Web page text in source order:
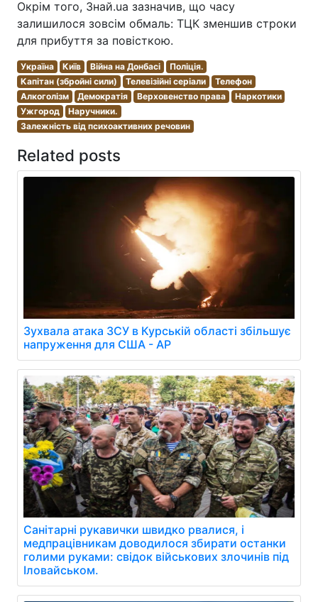
Окрім того, Знай.ua зазначив, що часу
залишилося зовсім обмаль: ТЦК зменшив строки
для прибуття за повісткою.
Україна Київ Війна на Донбасі
Поліція.
Капітан (збройні сили)
Телевізійні серіали
Телефон
Алкоголізм
Демократія Верховенство права
Наркотики
Ужгород
Наручники.
Залежність від психоактивних речовин
Related posts
Зухвала атака ЗСУ в Курській області збільшує
напруження для США - AP
Санітарні рукавички швидко рвалися, і
медпрацівникам доводилося збирати останки
голими руками: свідок військових злочинів під
Іловайськом.